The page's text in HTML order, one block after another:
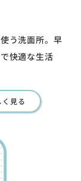
う洗面所。早
快適な生活
く見る